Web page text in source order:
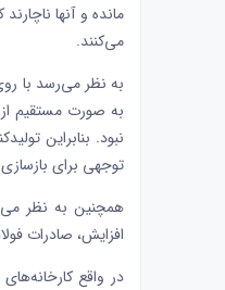
مانده و آنها
می‌کنند.
به نظر می‌رسد با
به صورت مستقیم از
نبود. بنابراین
توجهی برای
همچنین به نظر
افزایش، صادرات
در واقع